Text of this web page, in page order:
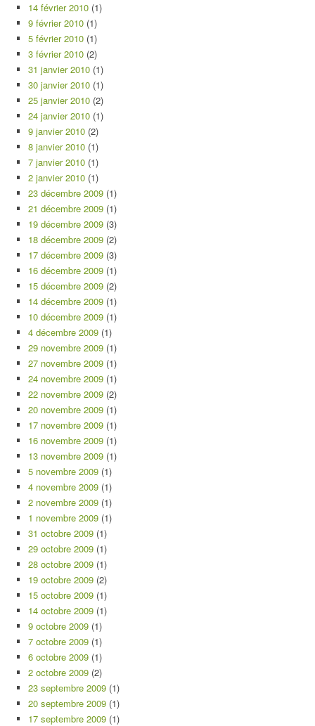
14 février 2010 (1)
9 février 2010 (1)
5 février 2010 (1)
3 février 2010 (2)
31 janvier 2010 (1)
30 janvier 2010 (1)
25 janvier 2010 (2)
24 janvier 2010 (1)
9 janvier 2010 (2)
8 janvier 2010 (1)
7 janvier 2010 (1)
2 janvier 2010 (1)
23 décembre 2009 (1)
21 décembre 2009 (1)
19 décembre 2009 (3)
18 décembre 2009 (2)
17 décembre 2009 (3)
16 décembre 2009 (1)
15 décembre 2009 (2)
14 décembre 2009 (1)
10 décembre 2009 (1)
4 décembre 2009 (1)
29 novembre 2009 (1)
27 novembre 2009 (1)
24 novembre 2009 (1)
22 novembre 2009 (2)
20 novembre 2009 (1)
17 novembre 2009 (1)
16 novembre 2009 (1)
13 novembre 2009 (1)
5 novembre 2009 (1)
4 novembre 2009 (1)
2 novembre 2009 (1)
1 novembre 2009 (1)
31 octobre 2009 (1)
29 octobre 2009 (1)
28 octobre 2009 (1)
19 octobre 2009 (2)
15 octobre 2009 (1)
14 octobre 2009 (1)
9 octobre 2009 (1)
7 octobre 2009 (1)
6 octobre 2009 (1)
2 octobre 2009 (2)
23 septembre 2009 (1)
20 septembre 2009 (1)
17 septembre 2009 (1)